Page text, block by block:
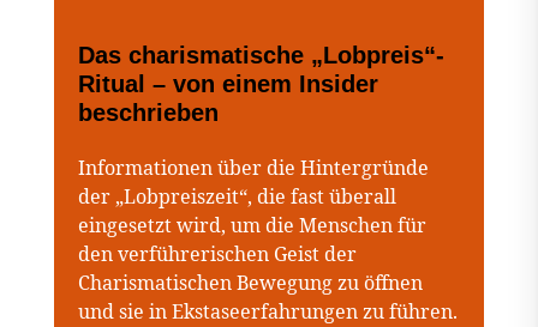
Das charismatische „Lobpreis“-
Ritual – von einem Insider
beschrieben
Informationen über die Hintergründe
der „Lobpreiszeit“, die fast überall
eingesetzt wird, um die Menschen für
den verführerischen Geist der
Charismatischen Bewegung zu öffnen
und sie in Ekstaseerfahrungen zu führen.